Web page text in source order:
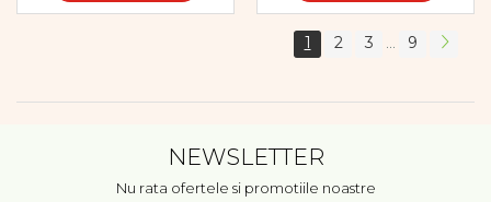
1 2 3 9
NEWSLETTER
Nu rata ofertele si promotiile noastre